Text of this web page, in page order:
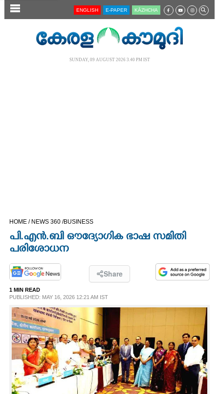
SECTIONS
LIFESTYLE
SPIRITUAL
INFO+
ENGLISH E-PAPER KĀZHCHA
SUNDAY, 09 AUGUST 2026 3.40 PM IST
HOME / NEWS 360 /BUSINESS
പി.എൻ.ബി ഔദ്യോഗിക ഭാഷ സമിതി
പരിശോധന
Share
1 MIN READ
PUBLISHED: MAY 16, 2026 12:21 AM IST